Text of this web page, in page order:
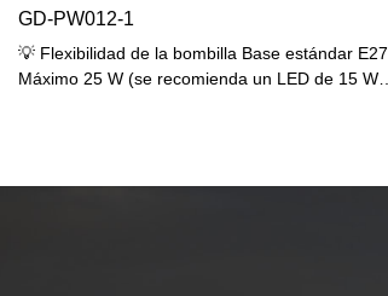
GD-PW012-1
💡 Flexibilidad de la bombilla Base estándar E27
Máximo 25 W (se recomienda un LED de 15 W)